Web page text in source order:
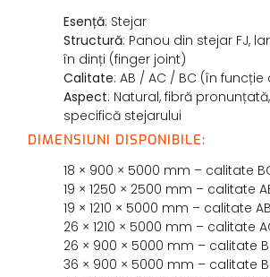
Esență: Stejar
Structură: Panou din stejar FJ,
în dinți (finger joint)
Calitate: AB / AC / BC (în
Aspect: Natural, fibră
specifică stejarului
DIMENSIUNI DISPONIBILE:
18 × 900 × 5000 mm – calitate
19 × 1250 × 2500 mm – calitate
19 × 1210 × 5000 mm – calitate AB
26 × 1210 × 5000 mm – calitate
26 × 900 × 5000 mm – calitate
36 × 900 × 5000 mm – calitate